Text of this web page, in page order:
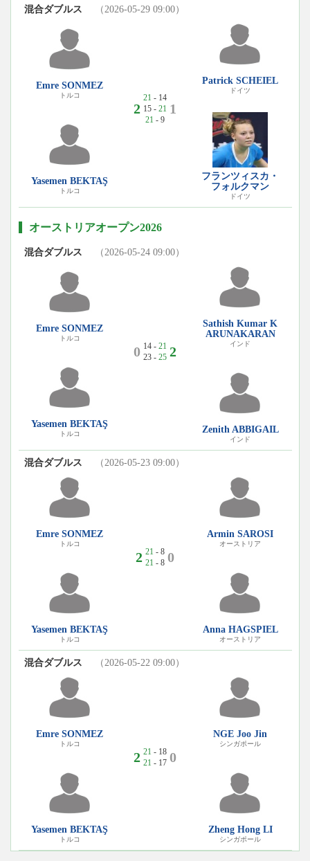
混合ダブルス （2026-05-29 09:00）
Emre SONMEZ
トルコ
Yasemen BEKTAŞ
トルコ
2
21 - 14
15 - 21
21 - 9
1
Patrick SCHEIEL
ドイツ
フランツィスカ・
フォルクマン
ドイツ
オーストリアオープン2026
混合ダブルス （2026-05-24 09:00）
Emre SONMEZ
トルコ
Yasemen BEKTAŞ
トルコ
0 14 - 21
23 - 25 2
Sathish Kumar K
ARUNAKARAN
インド
Zenith ABBIGAIL
インド
混合ダブルス （2026-05-23 09:00）
Emre SONMEZ
トルコ
Yasemen BEKTAŞ
トルコ
2 21 - 8
21 - 8 0
Armin SAROSI
オーストリア
Anna HAGSPIEL
オーストリア
混合ダブルス （2026-05-22 09:00）
Emre SONMEZ
トルコ
Yasemen BEKTAŞ
トルコ
2 21 - 18
21 - 17 0
NGE Joo Jin
シンガポール
Zheng Hong LI
シンガポール